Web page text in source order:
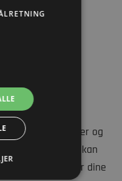
tykkelser og
ønsker. Derfor kan
der opfylder dine